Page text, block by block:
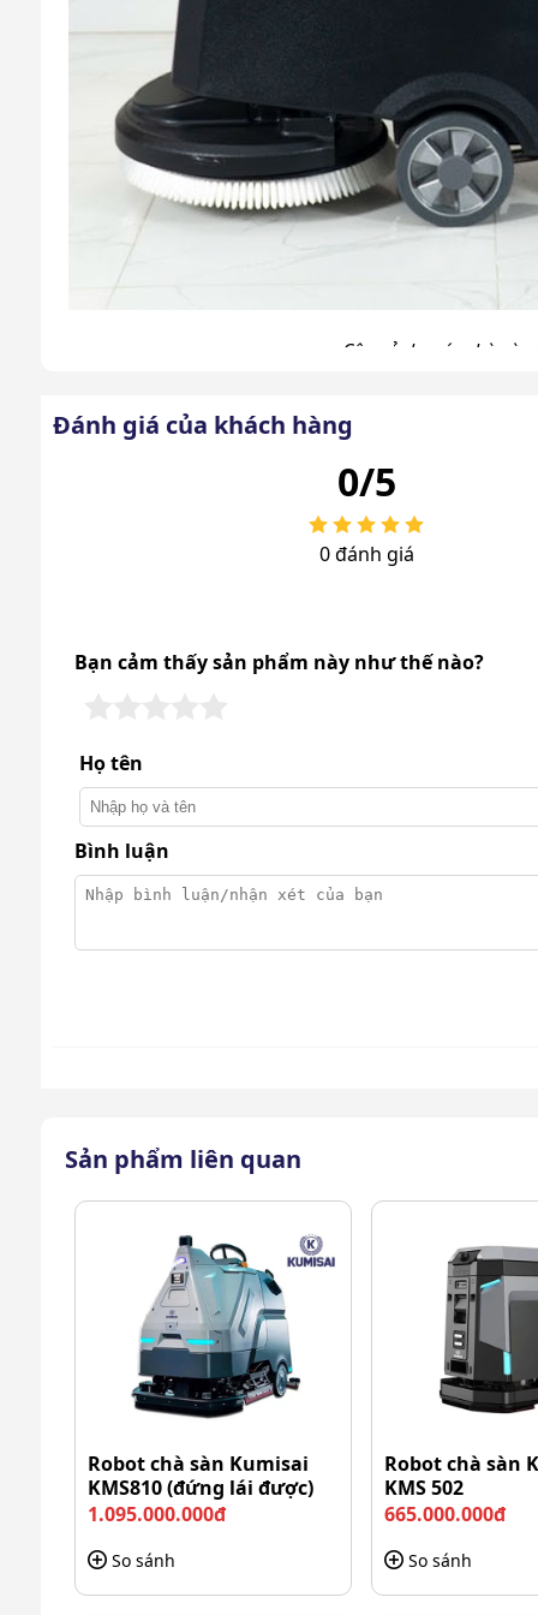
Cận cảnh máy chà
Kumisai – Thương hiệu máy
Kumisai được biết tới là hãng chuyên sản xuất và
phẩmmáy chà sàn công nghiệp, hút bụi, nén
chuẩn Châu Âu, nên đã nhanh chóng chiếm được
Đánh giá của khách hàng
0/5
0 đánh giá
Bạn cảm thấy sản phẩm này như thế nào?
Họ tên
Bình luận
Sản phẩm liên quan
Robot chà sàn Kumisai
KMS810 (đứng lái được)
1.095.000.000đ
So sánh
Robot chà sàn
KMS 502
665.000.000đ
So sánh